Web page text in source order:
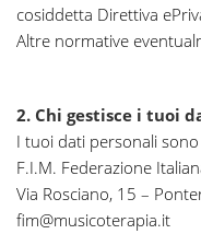
cosiddetta Direttiva
Altre normative
2. Chi gestisce i tuoi
I tuoi dati personali
F.I.M. Federazione
Via Rosciano, 15 –
fim@musicoterapia.it